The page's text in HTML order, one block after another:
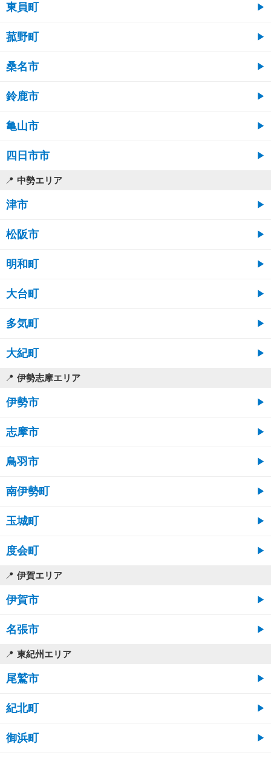
東員町
菰野町
桑名市
鈴鹿市
亀山市
四日市市
中勢エリア
津市
松阪市
明和町
大台町
多気町
大紀町
伊勢志摩エリア
伊勢市
志摩市
鳥羽市
南伊勢町
玉城町
度会町
伊賀エリア
伊賀市
名張市
東紀州エリア
尾鷲市
紀北町
御浜町